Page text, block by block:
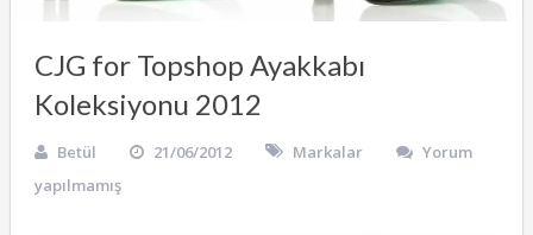
CJG for Topshop Ayakkabı
Koleksiyonu 2012
Betül 21/06/2012 Markalar
Yorum
yapılmamış